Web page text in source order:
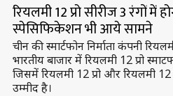
रियलमी 12 प्रो सीरीज 3 रंगों में
स्पेसिफिकेशन भी आये सामने
चीन की स्मार्टफोन निर्माता कंपनी
भारतीय बाजार में रियलमी 12 प्रो
जिसमें रियलमी 12 प्रो और रियलमी
उम्मीद है।